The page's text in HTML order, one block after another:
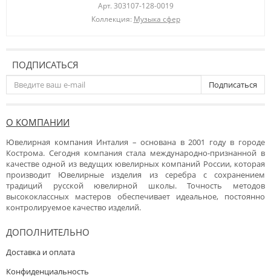
Арт. 303107-128-0019
Коллекция: Музыка сфер
ПОДПИСАТЬСЯ
Подписаться
О КОМПАНИИ
Ювелирная компания Инталия – основана в 2001 году в городе
Кострома. Сегодня компания стала международно-признанной в
качестве одной из ведущих ювелирных компаний России, которая
производит Ювелирные изделия из серебра с сохранением
традиций русской ювелирной школы. Точность методов
высококлассных мастеров обеспечивает идеальное, постоянно
контролируемое качество изделий.
ДОПОЛНИТЕЛЬНО
Доставка и оплата
Конфиденциальность